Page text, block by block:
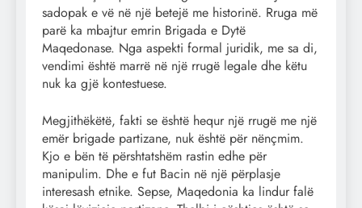
sadopak e vë në një betejë me historinë. Rruga më
parë ka mbajtur emrin Brigada e Dytë
Maqedonase. Nga aspekti formal juridik, me sa di,
vendimi është marrë në një rrugë legale dhe këtu
nuk ka gjë kontestuese.
Megjithëkëtë, fakti se është hequr një rrugë me një
emër brigade partizane, nuk është për nënçmim.
Kjo e bën të përshtatshëm rastin edhe për
manipulim. Dhe e fut Bacin në një përplasje
interesash etnike. Sepse, Maqedonia ka lindur falë